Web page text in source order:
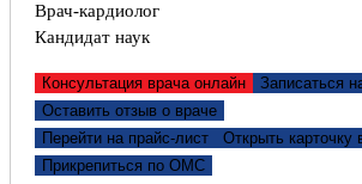
Врач-кардиолог
Кандидат наук
Консультация врача онлайн
Записаться
Оставить отзыв о враче
Перейти на прайс-лист
Открыть карточку
Прикрепиться по ОМС